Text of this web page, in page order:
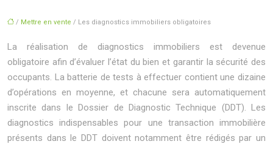
/ Mettre en vente / Les diagnostics immobiliers obligatoires
La réalisation de diagnostics immobiliers est devenue
obligatoire afin d’évaluer l’état du bien et garantir la sécurité des
occupants. La batterie de tests à effectuer contient une dizaine
d’opérations en moyenne, et chacune sera automatiquement
inscrite dans le Dossier de Diagnostic Technique (DDT). Les
diagnostics indispensables pour une transaction immobilière
présents dans le DDT doivent notamment être rédigés par un